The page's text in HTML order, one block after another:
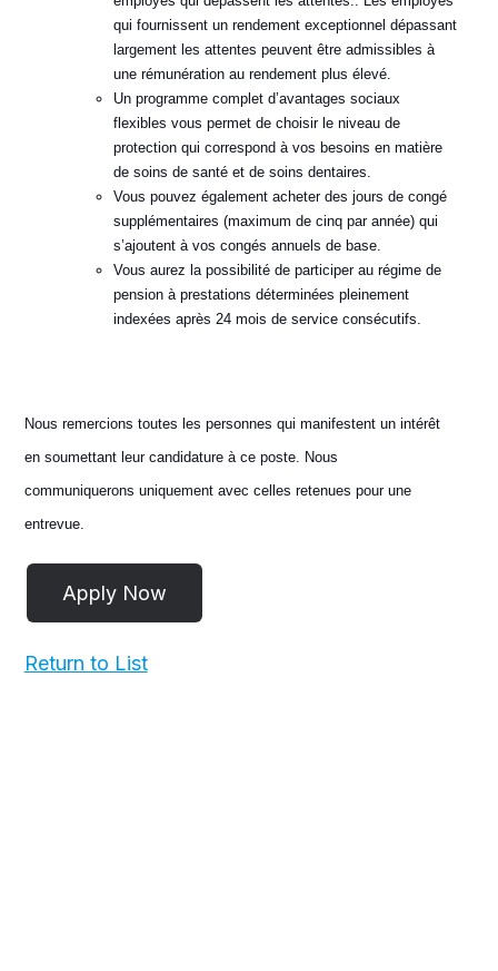
qui fournissent un rendement exceptionnel dépassant
largement les attentes peuvent être admissibles à
une rémunération au rendement plus élevé.
Un programme complet d’avantages sociaux
flexibles vous permet de choisir le niveau de
protection qui correspond à vos besoins en matière
de soins de santé et de soins dentaires.
Vous pouvez également acheter des jours de congé
supplémentaires (maximum de cinq par année) qui
s’ajoutent à vos congés annuels de base.
Vous aurez la possibilité de participer au régime de
pension à prestations déterminées pleinement
indexées après 24 mois de service consécutifs.
Nous remercions toutes les personnes qui manifestent un intérêt
en soumettant leur candidature à ce poste. Nous
communiquerons uniquement avec celles retenues pour une
entrevue.
Return to List